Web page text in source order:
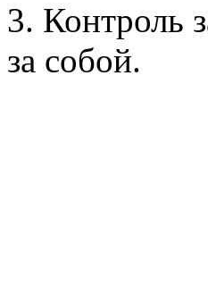
3. Контроль
за собой.